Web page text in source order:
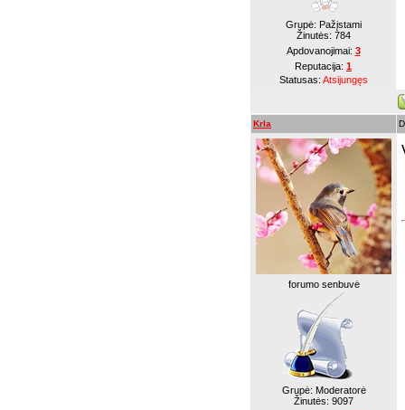
Grupė: Pažįstami
Žinutės: 784
Apdovanojimai: 3
Reputacija: 1
Statusas: Atsijungęs
Krla
forumo senbuvė
Grupė: Moderatorė
Žinutės: 9097